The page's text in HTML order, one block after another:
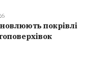
покрівлі